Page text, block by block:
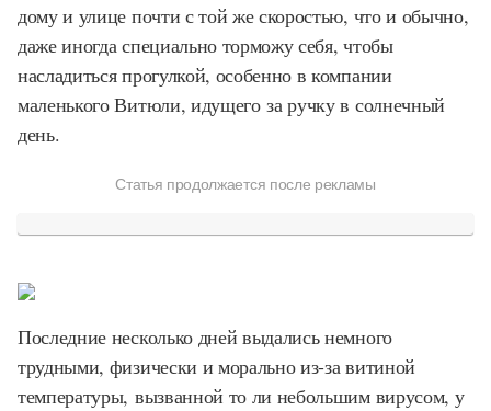
дому и улице почти с той же скоростью, что и обычно,
даже иногда специально торможу себя, чтобы
насладиться прогулкой, особенно в компании
маленького Витюли, идущего за ручку в солнечный
день.
Статья продолжается после рекламы
Последние несколько дней выдались немного
трудными, физически и морально из-за витиной
температуры, вызванной то ли небольшим вирусом, у